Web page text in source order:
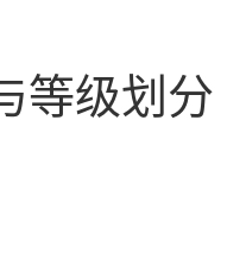
等级划分